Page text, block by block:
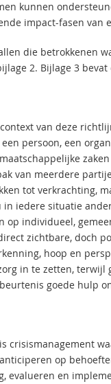
kunnen
impact-fasen van
die betrokkenen
2. Bijlage 3
van deze
persoon, een
van meerdere
tot verkrachting,
iedere situatie
op individueel,
zichtbare, doch
hoop en
in te zetten,
goede hulp
crisismanagement
op
evalueren en